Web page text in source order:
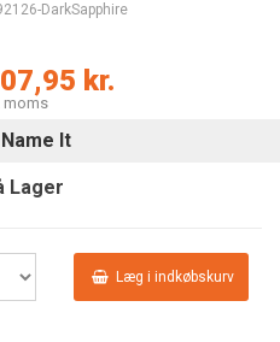
DarkSapphire
kr.
moms
Name It
Lager
Læg i indkøbskurv